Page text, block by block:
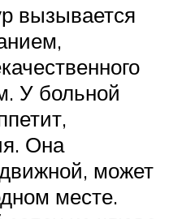
вызывается
У больной
Она
может
месте.